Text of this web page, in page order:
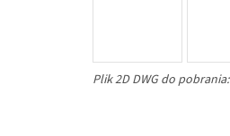
Plik 2D DWG do